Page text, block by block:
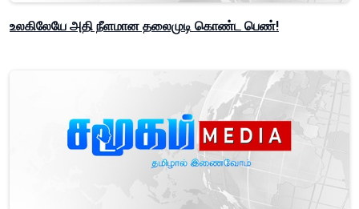
உலகிலேயே அதி நீளமான தலைமுடி கொண்ட பெண்!